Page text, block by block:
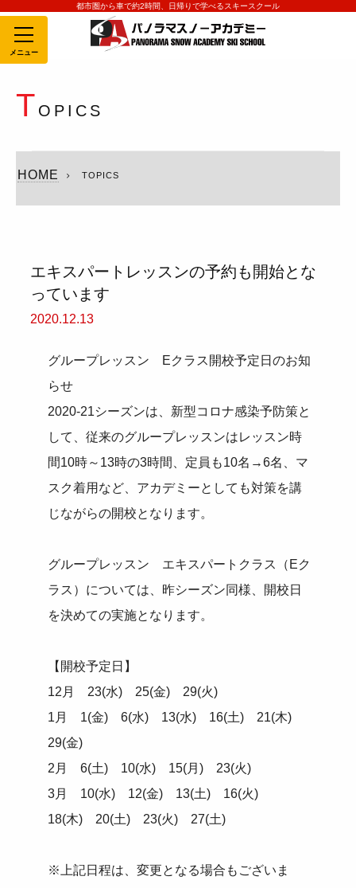
都市圏から車で約2時間、日帰りで学べるスキースクール
MENU
T OPICS
HOME TOPICS
エキスパートレッスンの予約も開始とな
っています
2020.12.13
グループレッスン Eクラス開校予定日のお知
らせ
2020-21シーズンは、新型コロナ感染予防策と
して、従来のグループレッスンはレッスン時
間10時～13時の3時間、定員も10名→6名、マ
スク着用など、アカデミーとしても対策を講
じながらの開校となります。
グループレッスン エキスパートクラス（Eク
ラス）については、昨シーズン同様、開校日
を決めての実施となります。
【開校予定日】
12月 23(水) 25(金) 29(火)
1月 1(金) 6(水) 13(水) 16(土) 21(木)
29(金)
2月 6(土) 10(水) 15(月) 23(火)
3月 10(水) 12(金) 13(土) 16(火)
18(木) 20(土) 23(火) 27(土)
※上記日程は、変更となる場合もございま